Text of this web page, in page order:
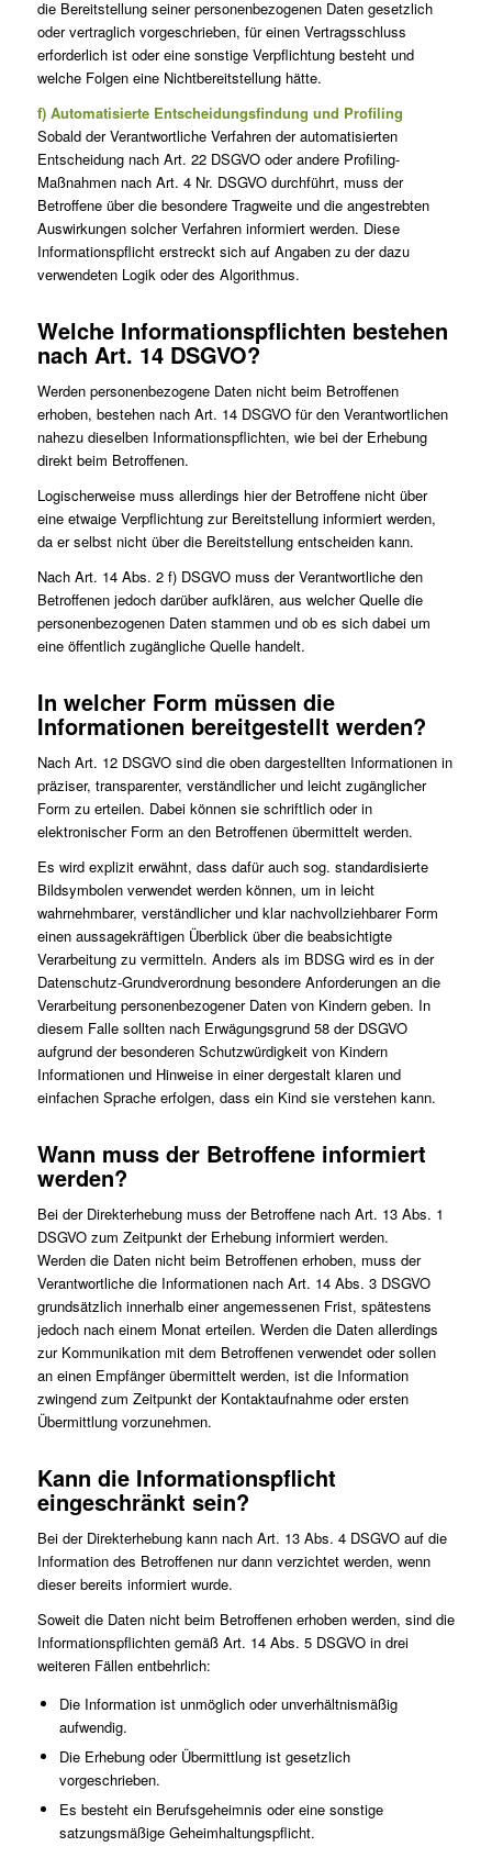
die Bereitstellung seiner personenbezogenen Daten gesetzlich
oder vertraglich vorgeschrieben, für einen Vertragsschluss
erforderlich ist oder eine sonstige Verpflichtung besteht und
welche Folgen eine Nichtbereitstellung hätte.
f) Automatisierte Entscheidungsfindung und Profiling
Sobald der Verantwortliche Verfahren der automatisierten
Entscheidung nach Art. 22 DSGVO oder andere Profiling-
Maßnahmen nach Art. 4 Nr. DSGVO durchführt, muss der
Betroffene über die besondere Tragweite und die angestrebten
Auswirkungen solcher Verfahren informiert werden. Diese
Informationspflicht erstreckt sich auf Angaben zu der dazu
verwendeten Logik oder des Algorithmus.
Welche Informationspflichten bestehen
nach Art. 14 DSGVO?
Werden personenbezogene Daten nicht beim Betroffenen
erhoben, bestehen nach Art. 14 DSGVO für den Verantwortlichen
nahezu dieselben Informationspflichten, wie bei der Erhebung
direkt beim Betroffenen.
Logischerweise muss allerdings hier der Betroffene nicht über
eine etwaige Verpflichtung zur Bereitstellung informiert werden,
da er selbst nicht über die Bereitstellung entscheiden kann.
Nach Art. 14 Abs. 2 f) DSGVO muss der Verantwortliche den
Betroffenen jedoch darüber aufklären, aus welcher Quelle die
personenbezogenen Daten stammen und ob es sich dabei um
eine öffentlich zugängliche Quelle handelt.
In welcher Form müssen die
Informationen bereitgestellt werden?
Nach Art. 12 DSGVO sind die oben dargestellten Informationen in
präziser, transparenter, verständlicher und leicht zugänglicher
Form zu erteilen. Dabei können sie schriftlich oder in
elektronischer Form an den Betroffenen übermittelt werden.
Es wird explizit erwähnt, dass dafür auch sog. standardisierte
Bildsymbolen verwendet werden können, um in leicht
wahrnehmbarer, verständlicher und klar nachvollziehbarer Form
einen aussagekräftigen Überblick über die beabsichtigte
Verarbeitung zu vermitteln. Anders als im BDSG wird es in der
Datenschutz-Grundverordnung besondere Anforderungen an die
Verarbeitung personenbezogener Daten von Kindern geben. In
diesem Falle sollten nach Erwägungsgrund 58 der DSGVO
aufgrund der besonderen Schutzwürdigkeit von Kindern
Informationen und Hinweise in einer dergestalt klaren und
einfachen Sprache erfolgen, dass ein Kind sie verstehen kann.
Wann muss der Betroffene informiert
werden?
Bei der Direkterhebung muss der Betroffene nach Art. 13 Abs. 1
DSGVO zum Zeitpunkt der Erhebung informiert werden.
Werden die Daten nicht beim Betroffenen erhoben, muss der
Verantwortliche die Informationen nach Art. 14 Abs. 3 DSGVO
grundsätzlich innerhalb einer angemessenen Frist, spätestens
jedoch nach einem Monat erteilen. Werden die Daten allerdings
zur Kommunikation mit dem Betroffenen verwendet oder sollen
an einen Empfänger übermittelt werden, ist die Information
zwingend zum Zeitpunkt der Kontaktaufnahme oder ersten
Übermittlung vorzunehmen.
Kann die Informationspflicht
eingeschränkt sein?
Bei der Direkterhebung kann nach Art. 13 Abs. 4 DSGVO auf die
Information des Betroffenen nur dann verzichtet werden, wenn
dieser bereits informiert wurde.
Soweit die Daten nicht beim Betroffenen erhoben werden, sind die
Informationspflichten gemäß Art. 14 Abs. 5 DSGVO in drei
weiteren Fällen entbehrlich:
Die Information ist unmöglich oder unverhältnismäßig
aufwendig.
Die Erhebung oder Übermittlung ist gesetzlich
vorgeschrieben.
Es besteht ein Berufsgeheimnis oder eine sonstige
satzungsmäßige Geheimhaltungspflicht.